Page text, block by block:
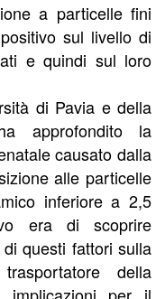
a particelle fini
sul livello di
e quindi sul loro
di Pavia e della
approfondito la
causato dalla
alle particelle
inferiore a 2,5
era di scoprire
questi fattori sulla
della